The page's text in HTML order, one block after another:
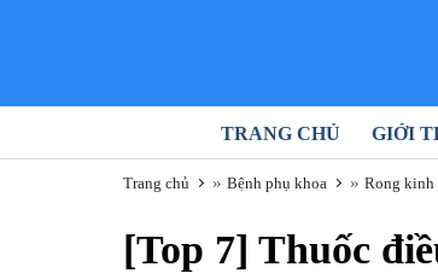
TRANG CHỦ GIỚI
Trang chủ » Bệnh phụ khoa » Rong kinh
[Top 7] Thuốc